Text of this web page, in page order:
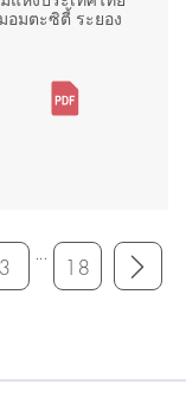
อมตะซิตี้ ระยอง
3 ... 18